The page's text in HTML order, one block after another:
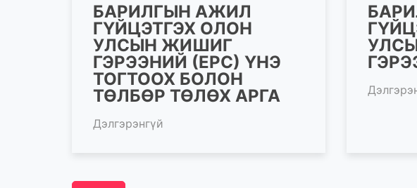
БАРИЛГЫН АЖИЛ
ГҮЙЦЭТГЭХ ОЛОН
УЛСЫН ЖИШИГ
ГЭРЭЭНИЙ (EPC) ҮНЭ
ТОГТООХ БОЛОН
ТӨЛБӨР ТӨЛӨХ АРГА
Дэлгэрэнгүй